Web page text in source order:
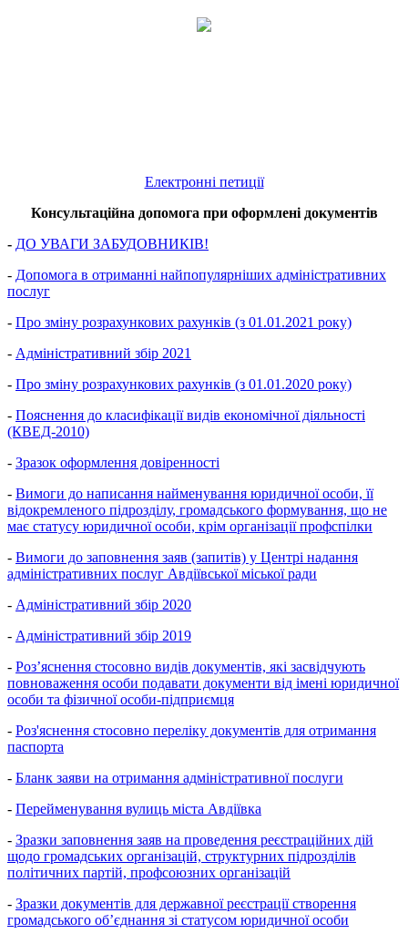
Електронні петиції
Консультаційна допомога при оформлені документів
- ДО УВАГИ ЗАБУДОВНИКІВ!
- Допомога в отриманні найпопулярніших адміністративних
послуг
- Про зміну розрахункових рахунків (з 01.01.2021 року)
- Адміністративний збір 2021
- Про зміну розрахункових рахунків (з 01.01.2020 року)
- Пояснення до класифікації видів економічної діяльності
(КВЕД-2010)
- Зразок оформлення довіренності
- Вимоги до написання найменування юридичної особи, її
відокремленого підрозділу, громадського формування, що не
має статусу юридичної особи, крім організації профспілки
- Вимоги до заповнення заяв (запитів) у Центрі надання
адміністративних послуг Авдіївської міської ради
- Адміністративний збір 2020
- Адміністративний збір 2019
- Роз’яснення стосовно видів документів, які засвідчують
повноваження особи подавати документи від імені юридичної
особи та фізичної особи-підприємця
- Роз'яснення стосовно переліку документів для отримання
паспорта
- Бланк заяви на отримання адміністративної послуги
- Перейменування вулиць міста Авдіївка
- Зразки заповнення заяв на проведення реєстраційних дій
щодо громадських організацій, структурних підрозділів
політичних партій, профсоюзних організацій
- Зразки документів для державної реєстрації створення
громадського об’єднання зі статусом юридичної особи